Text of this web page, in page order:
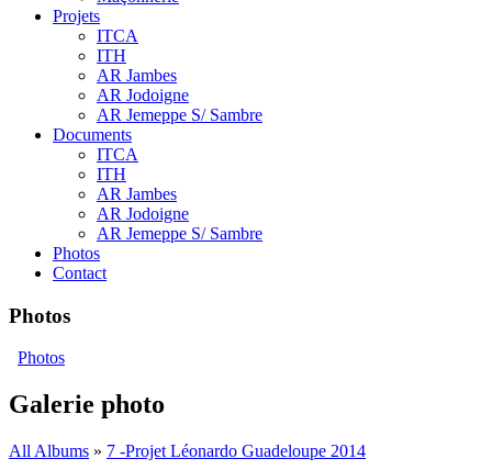
Projets
ITCA
ITH
AR Jambes
AR Jodoigne
AR Jemeppe S/ Sambre
Documents
ITCA
ITH
AR Jambes
AR Jodoigne
AR Jemeppe S/ Sambre
Photos
Contact
Photos
Photos
Galerie photo
All Albums » 7 -Projet Léonardo Guadeloupe 2014